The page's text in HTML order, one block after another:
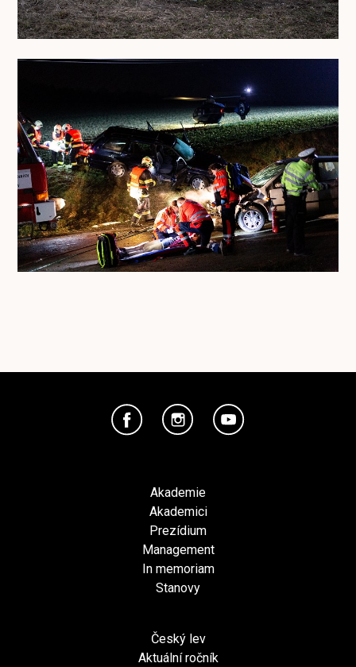
Akademie
Akademici
Prezídium
Management
In memoriam
Stanovy
Český lev
Aktuální ročník